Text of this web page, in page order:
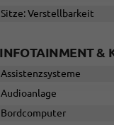
Sitze: Verstellbarkeit
INFOTAINMENT &
Assistenzsysteme
Audioanlage
Bordcomputer